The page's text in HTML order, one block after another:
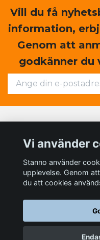
Vill du få
information,
Genom att
godkänner du
Sociala medier
© 2026 Teamsales
Vi använder
Stanno använder
upplevelse. Genom
du att cookies